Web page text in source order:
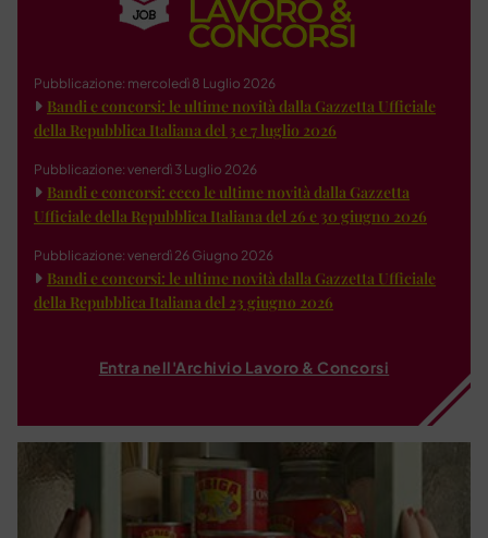
Pubblicazione: mercoledì 8 Luglio 2026
Bandi e concorsi: le ultime novità dalla Gazzetta Ufficiale
della Repubblica Italiana del 3 e 7 luglio 2026
Pubblicazione: venerdì 3 Luglio 2026
Bandi e concorsi: ecco le ultime novità dalla Gazzetta
Ufficiale della Repubblica Italiana del 26 e 30 giugno 2026
Pubblicazione: venerdì 26 Giugno 2026
Bandi e concorsi: le ultime novità dalla Gazzetta Ufficiale
della Repubblica Italiana del 23 giugno 2026
Entra nell'Archivio Lavoro & Concorsi